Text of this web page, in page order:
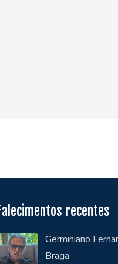
recentes
Germiniano
Braga